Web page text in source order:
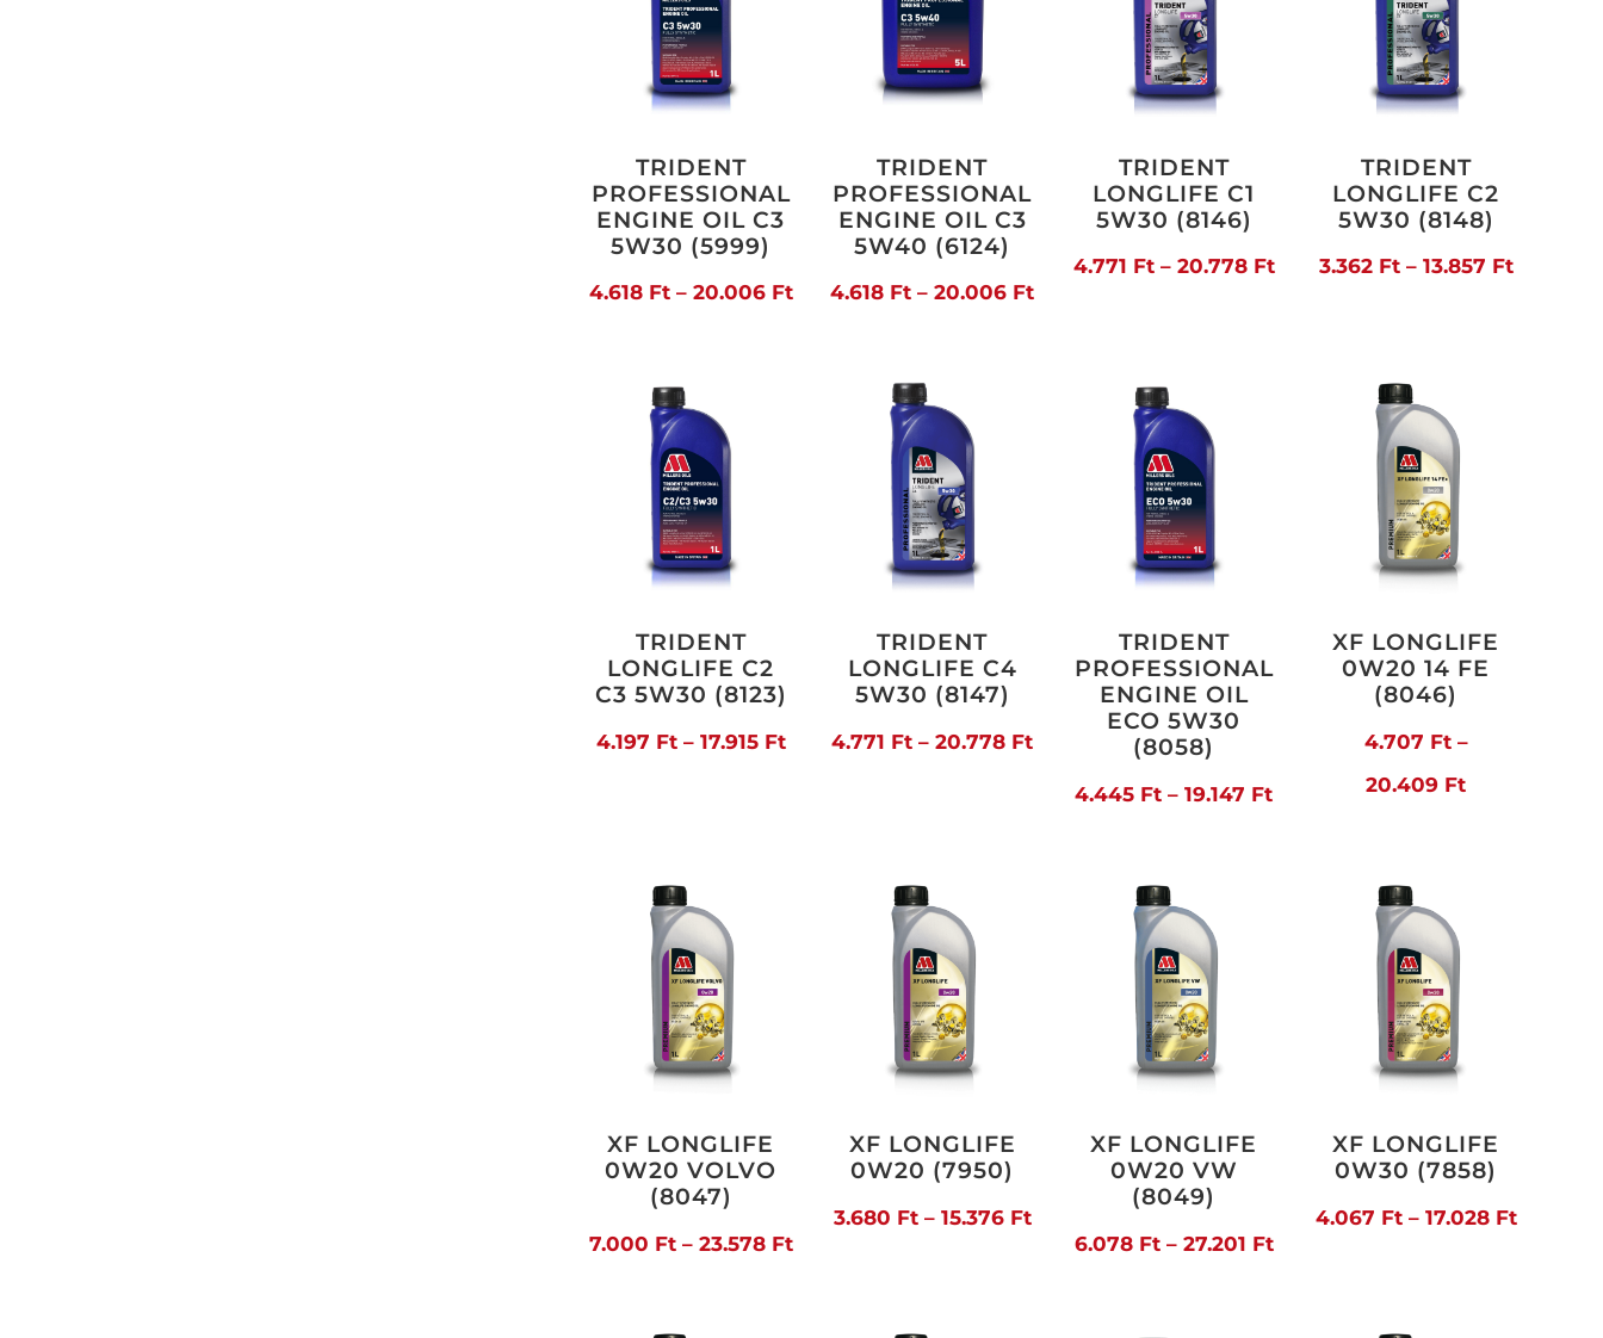
TRIDENT
PROFESSIONAL
ENGINE OIL C3
5W30 (5999)
4.618 Ft – 20.006 FtÁrtartomány:
20.006 Ft
TRIDENT
PROFESSIONAL
ENGINE OIL C3
5W40 (6124)
4.618 Ft – 20.006 FtÁrtartomány:
20.006 Ft
TRIDENT
LONGLIFE C1
5W30 (8146)
4.771 Ft – 20.778 FtÁrtartomány:
TRIDENT
LONGLIFE C2
5W30 (8148)
3.362 Ft – 13.857 Ft
TRIDENT
LONGLIFE C2
C3 5W30 (8123)
4.197 Ft – 17.915 FtÁrtartomány:
TRIDENT
LONGLIFE C4
5W30 (8147)
4.771 Ft – 20.778 FtÁrtartomány:
4.771 Ft
TRIDENT
PROFESSIONAL
ENGINE OIL
ECO 5W30
(8058)
4.445 Ft – 19.147 FtÁrtartomány:
XF LONGLIFE
0W20 14 FE
(8046)
4.707 Ft –
20.409 FtÁrtartomány:
XF LONGLIFE
0W20 VOLVO
(8047)
7.000 Ft – 23.578 FtÁrtartomány:
XF LONGLIFE
0W20 (7950)
3.680 Ft – 15.376 FtÁrtartomány:
3.680 Ft
XF LONGLIFE
0W20 VW
(8049)
6.078 Ft – 27.201 FtÁrtartomány:
XF LONGLIFE
0W30 (7858)
4.067 Ft – 17.028 Ft